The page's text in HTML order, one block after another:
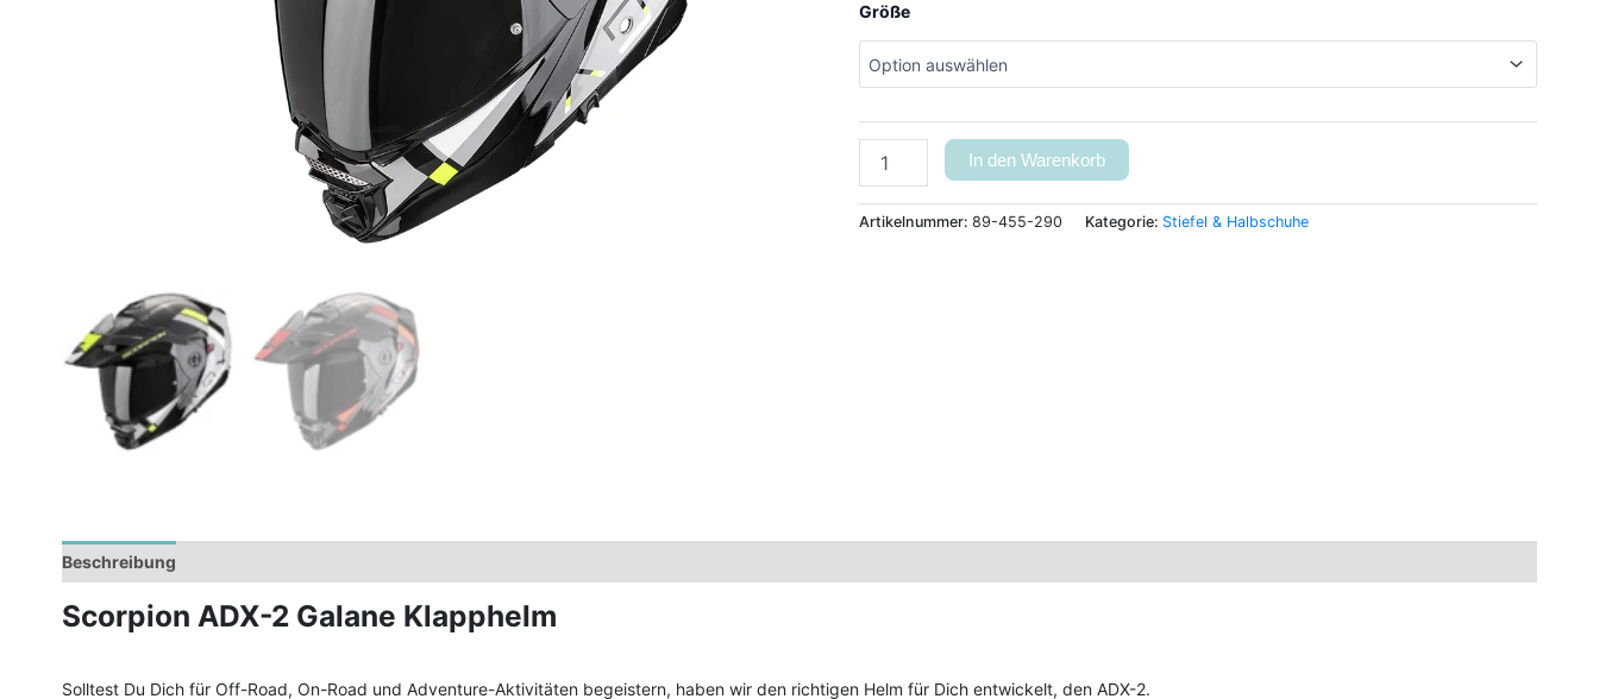
Größe
In den Warenkorb
Artikelnummer: 89-455-290 Kategorie: Stiefel & Halbschuhe
Beschreibung
Scorpion ADX-2 Galane Klapphelm
Solltest Du Dich für Off-Road, On-Road und Adventure-Aktivitäten begeistern, haben wir den richtigen Helm für Dich entwickelt, den ADX-2.